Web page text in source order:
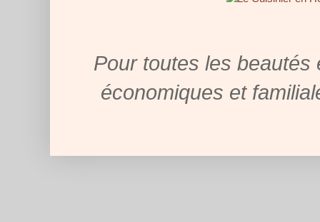
Pour toutes les
économiques et